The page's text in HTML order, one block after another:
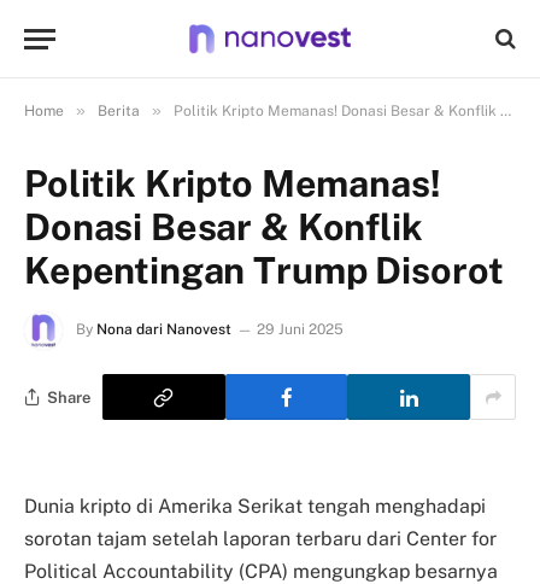
Home » Berita » Politik Kripto Memanas! Donasi Besar & Konflik Kepentingan Trump Disorot
Politik Kripto Memanas!
Donasi Besar & Konflik
Kepentingan Trump Disorot
By Nona dari Nanovest 29 Juni 2025
Share
Dunia kripto di Amerika Serikat tengah menghadapi
sorotan tajam setelah laporan terbaru dari Center for
Political Accountability (CPA) mengungkap besarnya